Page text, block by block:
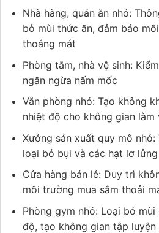
Nhà hàng, quán ăn nhỏ:
bỏ mùi thức ăn, đảm bảo
thoáng mát
Phòng tắm, nhà vệ sinh:
ngăn ngừa nấm mốc
Văn phòng nhỏ: Tạo không
nhiệt độ cho không gian làm
Xưởng sản xuất quy mô
loại bỏ bụi và các hạt lơ lửng
Cửa hàng bán lẻ: Duy trì
môi trường mua sắm thoải
Phòng gym nhỏ: Loại bỏ
độ, tạo không gian tập luyện